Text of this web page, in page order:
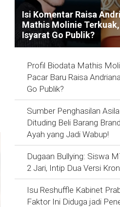
Isi Komentar Raisa
Mathis Molinie
Isyarat Go Publik?
Profil Biodata Mathis
Pacar Baru Raisa
Go Publik?
Sumber Penghasilan
Dituding Beli Barang
Ayah yang Jadi Wabup!
Dugaan Bullying: Siswa
2 Jari, Intip Dua Versi
Isu Reshuffle Kabinet
Faktor Ini Diduga jadi